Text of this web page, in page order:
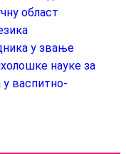
област
у звање
науке за
у васпитно-